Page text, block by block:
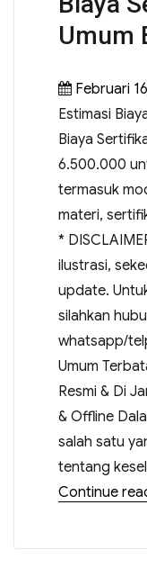
Umum
Februari
Estimasi
Biaya
6.500.000
termasuk
materi,
*
ilustrasi,
update.
silahkan
whatsapp/
Umum
Resmi & Di
& Offline
salah satu
tentang
Continue